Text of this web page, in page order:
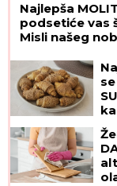
Najlepša
podsetiće vas
Misli našeg